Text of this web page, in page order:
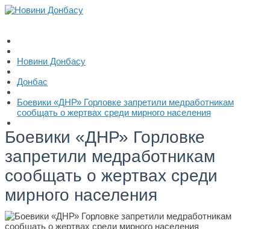
Новини Донбасу
Донбас
Боевики «ДНР» Горловке запретили медработникам
сообщать о жертвах среди мирного населения
Боевики «ДНР» Горловке
запретили медработникам
сообщать о жертвах среди
мирного населения